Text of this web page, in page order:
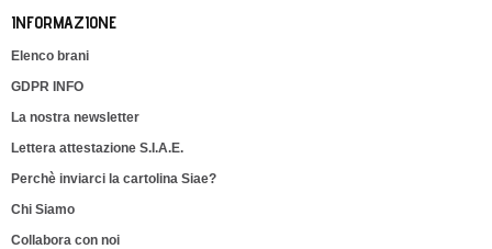
INFORMAZIONE
Elenco brani
GDPR INFO
La nostra newsletter
Lettera attestazione S.I.A.E.
Perchè inviarci la cartolina Siae?
Chi Siamo
Collabora con noi